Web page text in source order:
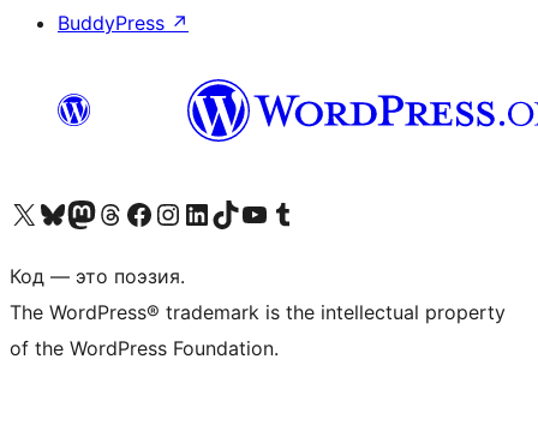
BuddyPress ↗
Посетите нас в X (ранее Twitter)
Посетите нашу учётную запись в Bluesky
Посетите нашу ленту в Mastodon
Посетите нашу учётную запись в Threads
Посетите нашу страницу на Facebook
Посетите наш Instagram
Посетите нашу страницу в LinkedIn
Посетите нашу учётную запись в TikTok
Посетите наш канал YouTube
Посетите нашу учётную запись в Tumblr
Код — это поэзия.
The WordPress® trademark is the intellectual property
of the WordPress Foundation.